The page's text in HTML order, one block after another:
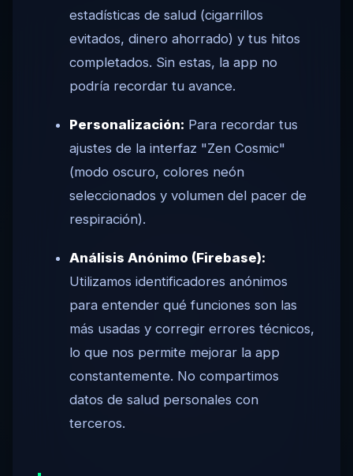
estadísticas de salud (cigarrillos
evitados, dinero ahorrado) y tus hitos
completados. Sin estas, la app no
podría recordar tu avance.
Personalización: Para recordar tus
ajustes de la interfaz "Zen Cosmic"
(modo oscuro, colores neón
seleccionados y volumen del pacer de
respiración).
Análisis Anónimo (Firebase):
Utilizamos identificadores anónimos
para entender qué funciones son las
más usadas y corregir errores técnicos,
lo que nos permite mejorar la app
constantemente. No compartimos
datos de salud personales con
terceros.